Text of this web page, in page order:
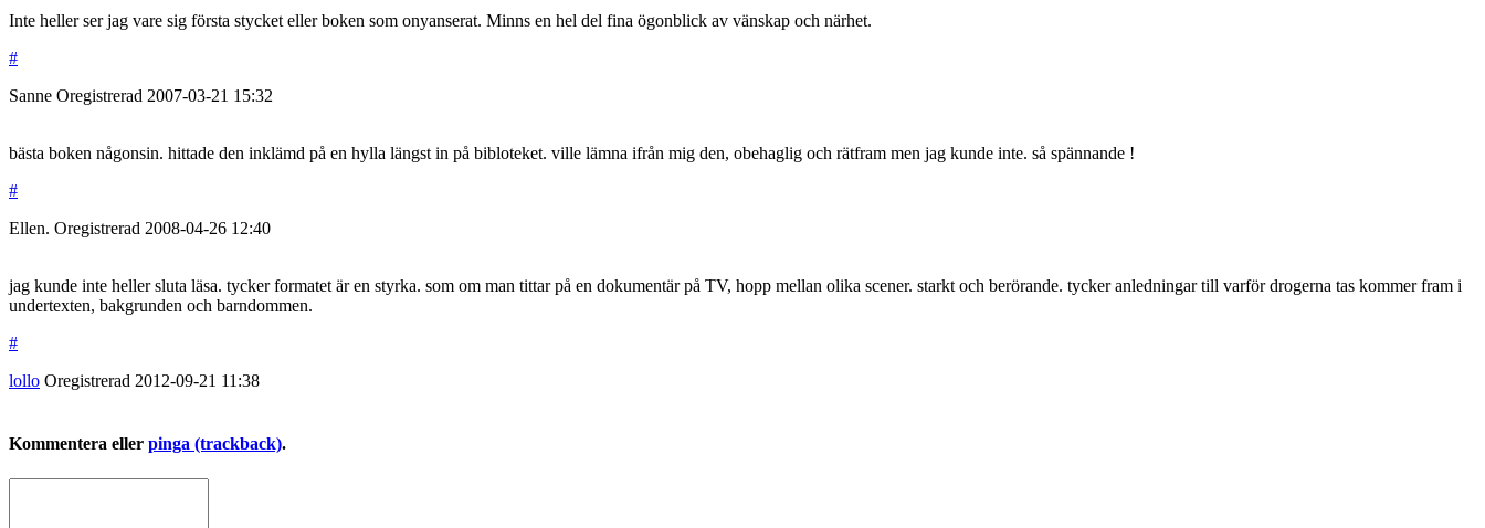
Inte heller ser jag vare sig första stycket eller boken som onyanserat. Minns en hel del fina ögonblick av vänskap och närhet.
#
Sanne Oregistrerad 2007-03-21 15:32
bästa boken någonsin. hittade den inklämd på en hylla längst in på bibloteket. ville lämna ifrån mig den, obehaglig och rätfram men jag kunde inte. så spännande !
#
Ellen. Oregistrerad 2008-04-26 12:40
jag kunde inte heller sluta läsa. tycker formatet är en styrka. som om man tittar på en dokumentär på TV, hopp mellan olika scener. starkt och berörande. tycker anledningar till varför drogerna tas kommer fram i
undertexten, bakgrunden och barndommen.
#
lollo Oregistrerad 2012-09-21 11:38
Kommentera eller pinga (trackback).